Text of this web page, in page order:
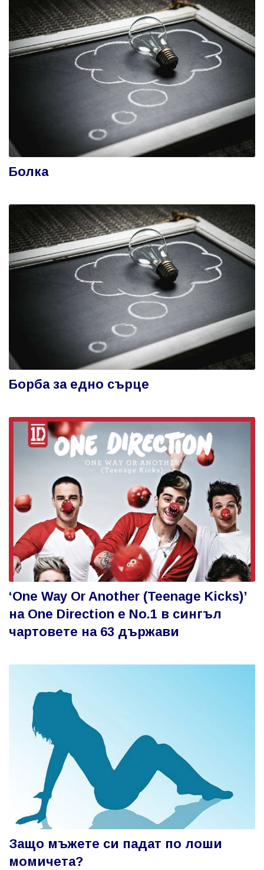
Болка
Борба за едно сърце
‘One Way Or Another (Teenage Kicks)’
на One Direction е No.1 в сингъл
чартовете на 63 държави
Защо мъжете си падат по лоши
момичета?